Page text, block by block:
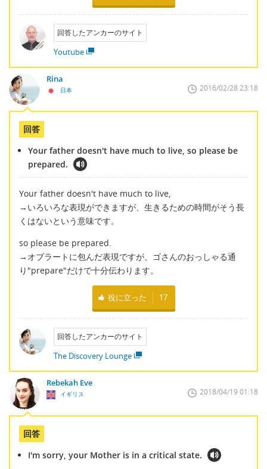
回答したアンカーのサイト
Youtube
Rina
日本 2016/02/28 23:18
回答
Your father doesn't have much to live, so please be
prepared.
Your father doesn't have much to live,
→いろいろな表現ができますが、生きるための時間がそう長
くはないという意味です。
so please be prepared.
→オブラートに包んだ表現ですが、ゴさんのおっしゃる通
り"prepare"だけで十分伝わります。
役に立った 17
回答したアンカーのサイト
The Discovery Lounge
Rebekah Eve
イギリス 2018/04/19 01:18
回答
I'm sorry, your Mother is in a critical state.